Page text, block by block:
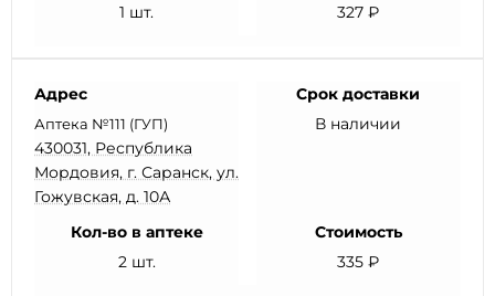
1 шт.
327 ₽
Адрес
Аптека №111 (ГУП)
430031, Республика
Мордовия, г. Саранск, ул.
Гожувская, д. 10А
Срок доставки
В наличии
Кол-во в аптеке
2 шт.
Стоимость
335 ₽